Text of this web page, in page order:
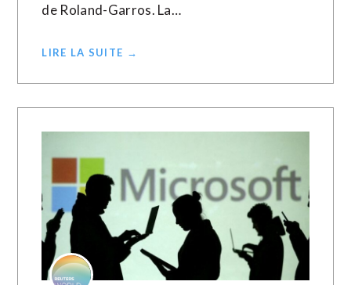
de Roland-Garros. La…
LIRE LA SUITE →